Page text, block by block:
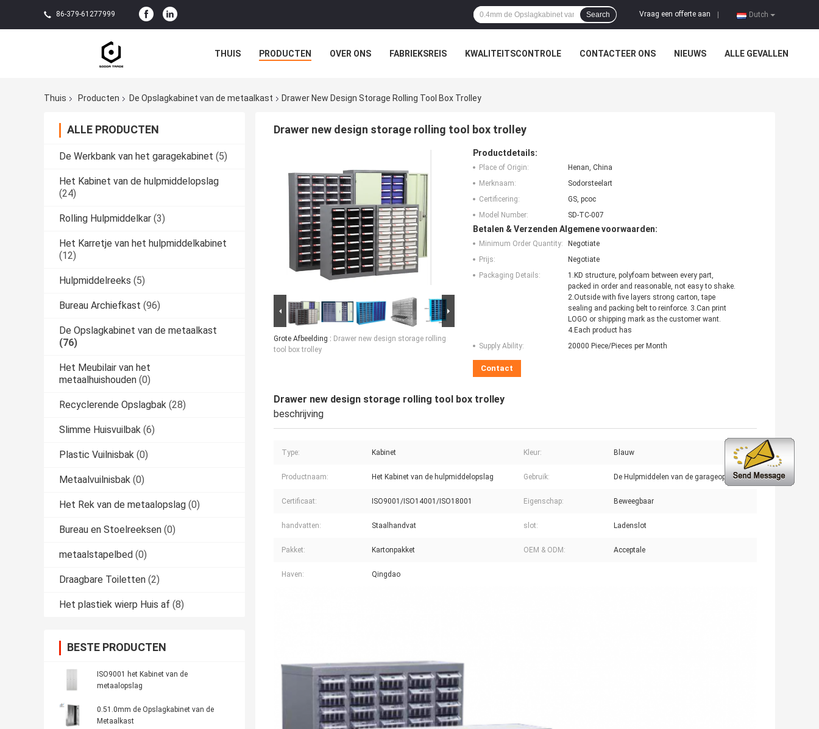
86-379-61277999 Dutch
Vraag een offerte aan
Search
THUIS PRODUCTEN OVER ONS FABRIEKSREIS KWALITEITSCONTROLE CONTACTEER ONS NIEUWS ALLE GEVALLEN
Thuis Producten De Opslagkabinet van de metaalkast Drawer New Design Storage Rolling Tool Box Trolley
ALLE PRODUCTEN
De Werkbank van het garagekabinet (5)
Het Kabinet van de hulpmiddelopslag
(24)
Rolling Hulpmiddelkar (3)
Het Karretje van het hulpmiddelkabinet
(12)
Hulpmiddelreeks (5)
Bureau Archiefkast (96)
De Opslagkabinet van de metaalkast
(76)
Het Meubilair van het
metaalhuishouden (0)
Recyclerende Opslagbak (28)
Slimme Huisvuilbak (6)
Plastic Vuilnisbak (0)
Metaalvuilnisbak (0)
Het Rek van de metaalopslag (0)
Bureau en Stoelreeksen (0)
metaalstapelbed (0)
Draagbare Toiletten (2)
Het plastiek wierp Huis af (8)
BESTE PRODUCTEN
ISO9001 het Kabinet van de
metaalopslag
0.51.0mm de Opslagkabinet van de
Metaalkast
Drawer new design storage rolling tool box trolley
Grote Afbeelding : Drawer new design storage rolling
tool box trolley
Productdetails:
Place of Origin:
Henan, China
Merknaam:
Sodorsteelart
Certificering:
GS, pcoc
Model Number:
SD-TC-007
Betalen & Verzenden Algemene voorwaarden:
Minimum Order Quantity:
Negotiate
Prijs:
Negotiate
Packaging Details:
1.KD structure, polyfoam between every part,
packed in order and reasonable, not easy to shake.
2.Outside with five layers strong carton, tape
sealing and packing belt to reinforce. 3.Can print
LOGO or shipping mark as the customer want.
4.Each product has
Supply Ability:
20000 Piece/Pieces per Month
Contact
Drawer new design storage rolling tool box trolley
beschrijving
Type: Kabinet Kleur: Blauw
Productnaam: Het Kabinet van de hulpmiddelopslag Gebruik: De Hulpmiddelen van de garageopslag
Certificaat: ISO9001/ISO14001/ISO18001 Eigenschap: Beweegbaar
handvatten: Staalhandvat slot: Ladenslot
Pakket: Kartonpakket OEM & ODM: Acceptale
Haven: Qingdao